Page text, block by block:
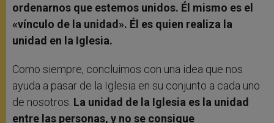
ordenarnos que estemos unidos. Él mismo es el
«vínculo de la unidad». Él es quien realiza la
unidad en la Iglesia.
Como siempre, concluimos con una idea que nos
ayuda a pasar de la Iglesia en su conjunto a cada uno
de nosotros. La unidad de la Iglesia es la unidad
entre las personas, y no se consigue